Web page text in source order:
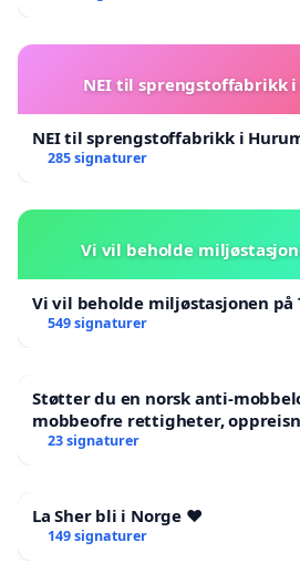
NEI til sprengstoffabrikk
NEI til sprengstoffabrikk i
285 signaturer
Vi vil beholde
Vi vil beholde miljøstasjonen på
549 signaturer
Støtter du en norsk anti-
mobbeofre rettigheter,
23 signaturer
La Sher bli i Norge ❤️
149 signaturer